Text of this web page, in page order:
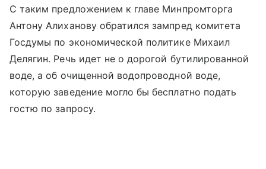
С таким предложением к главе Минпромторга
Антону Алиханову обратился зампред комитета
Госдумы по экономической политике Михаил
Делягин. Речь идет не о дорогой бутилированной
воде, а об очищенной водопроводной воде,
которую заведение могло бы бесплатно подать
гостю по запросу.